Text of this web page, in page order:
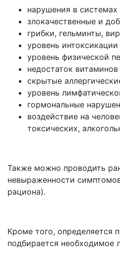
нарушения в системах
злокачественные и
грибки, гельминты,
уровень
уровень физической
недостаток
скрытые
уровень
гормональные
воздействие на
токсических,
Также можно проводить
невыраженности
рациона).
Кроме того, определяется
подбирается необходимое